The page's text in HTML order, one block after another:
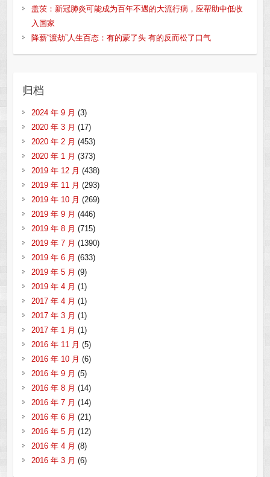
盖茨：新冠肺炎可能成为百年不遇的大流行病，应帮助中低收
入国家
降薪“渡劫”人生百态：有的蒙了头 有的反而松了口气
归档
2024 年 9 月 (3)
2020 年 3 月 (17)
2020 年 2 月 (453)
2020 年 1 月 (373)
2019 年 12 月 (438)
2019 年 11 月 (293)
2019 年 10 月 (269)
2019 年 9 月 (446)
2019 年 8 月 (715)
2019 年 7 月 (1390)
2019 年 6 月 (633)
2019 年 5 月 (9)
2019 年 4 月 (1)
2017 年 4 月 (1)
2017 年 3 月 (1)
2017 年 1 月 (1)
2016 年 11 月 (5)
2016 年 10 月 (6)
2016 年 9 月 (5)
2016 年 8 月 (14)
2016 年 7 月 (14)
2016 年 6 月 (21)
2016 年 5 月 (12)
2016 年 4 月 (8)
2016 年 3 月 (6)